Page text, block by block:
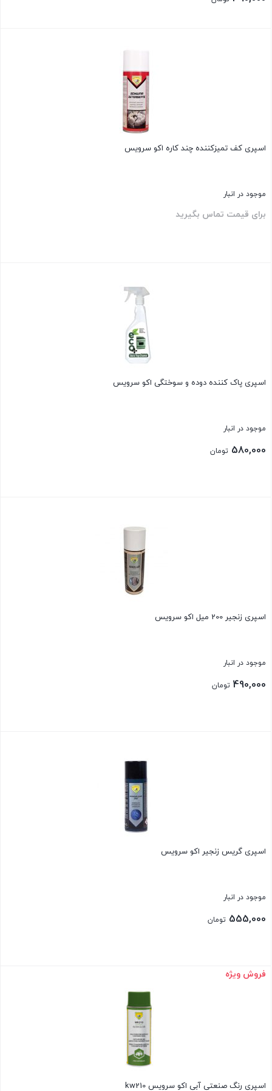
اسپری کف تمیزکننده چند کاره اکو سرویس
موجود در انبار
برای قیمت تماس بگیرید
اسپری پاک کننده دوده و سوختگی اکو سرویس
موجود در انبار
580,000 تومان
اسپری زنجیر 200 میل اکو سرویس
موجود در انبار
490,000 تومان
اسپری گریس زنجیر اکو سرویس
موجود در انبار
555,000 تومان
بستن
فروش ویژه
اسپری رنگ صنعتی آبی اکو سرویس kw210